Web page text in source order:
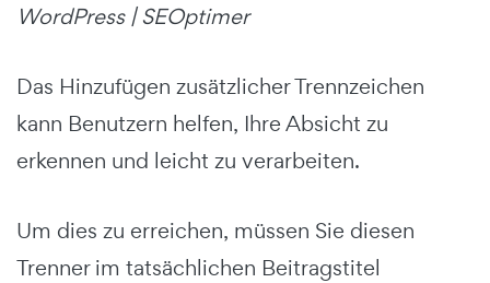
WordPress | SEOptimer
Das Hinzufügen zusätzlicher Trennzeichen
kann Benutzern helfen, Ihre Absicht zu
erkennen und leicht zu verarbeiten.
Um dies zu erreichen, müssen Sie diesen
Trenner im tatsächlichen Beitragstitel